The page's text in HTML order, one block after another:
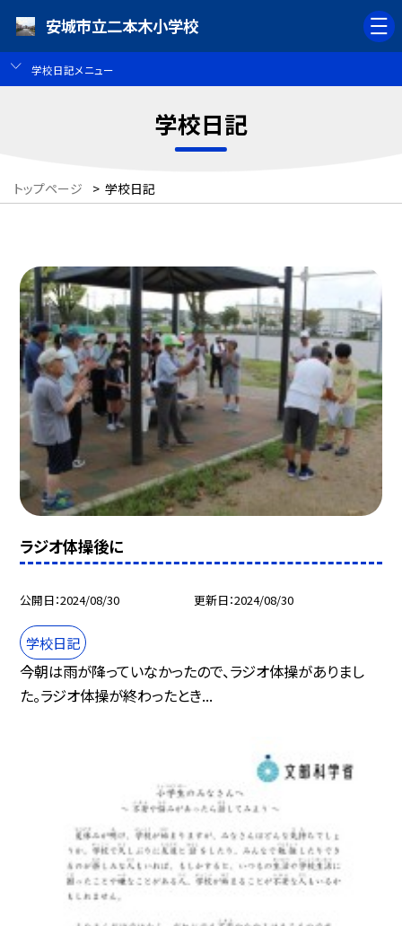
安城市立二本木小学校
学校日記メニュー
学校日記
トップページ > 学校日記
ラジオ体操後に
公開日 2024/08/30 更新日 2024/08/30
学校日記
今朝は雨が降っていなかったので、ラジオ体操がありまし
た。ラジオ体操が終わったとき...